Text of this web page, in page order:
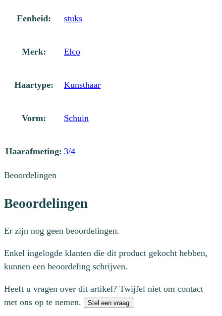
aantalEenheid: stuks
Merk: Elco
Haartype: Kunsthaar
Vorm: Schuin
Haarafmeting: 3/4
Beoordelingen
Beoordelingen
Er zijn nog geen beoordelingen.
Enkel ingelogde klanten die dit product gekocht hebben,
kunnen een beoordeling schrijven.
Heeft u vragen over dit artikel? Twijfel niet om contact
met ons op te nemen.
Stel een vraag